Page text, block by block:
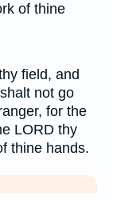
of thine
field, and
not go
for the
LORD thy
thine hands.